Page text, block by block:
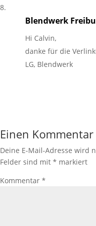
Blendwerk
Hi Calvin,
danke für die
LG, Blendwerk
Einen
Deine E-Mail-Adresse wird
Felder sind mit * markiert
Kommentar *